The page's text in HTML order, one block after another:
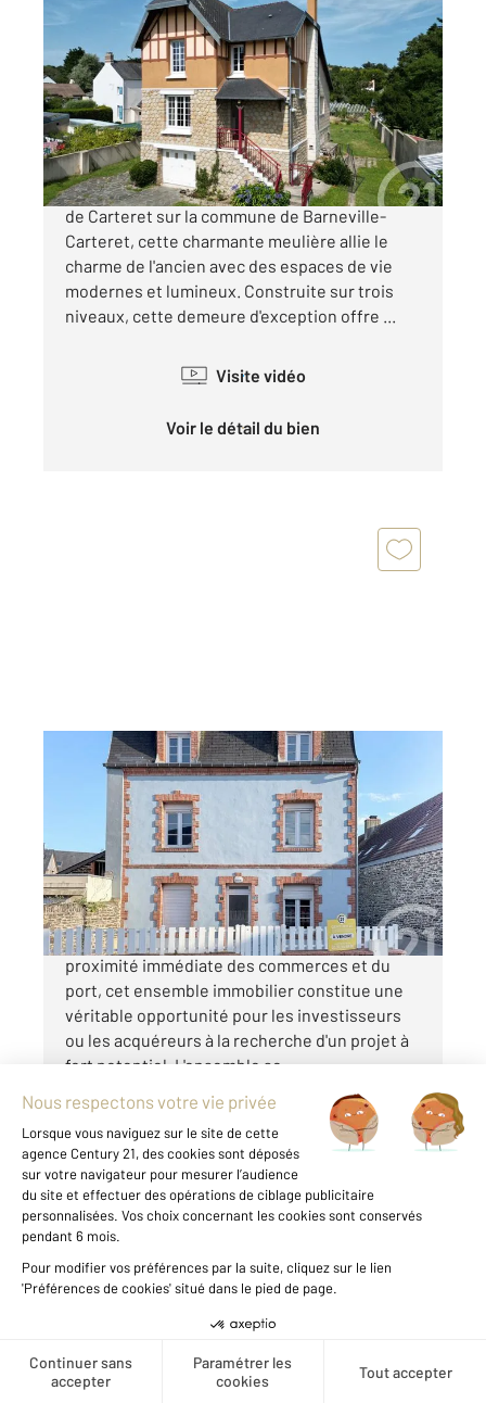
Créer une alerte
BARNEVILLE CARTERET 50
, 9 pièces
Ref : 1659
Maison à vendre
660 000 €
Nichée dans un quartier paisible et recherché
de Carteret sur la commune de Barneville-
Carteret, cette charmante meulière allie le
charme de l'ancien avec des espaces de vie
modernes et lumineux. Construite sur trois
niveaux, cette demeure d'exception offre ...
Visite vidéo
Voir le détail du bien
BARNEVILLE CARTERET 50
162,13 m2, 9 pièces
Ref : 2081
Maison à vendre
473 000 €
Idéalement situé en plein cœur de Carteret, à
proximité immédiate des commerces et du
port, cet ensemble immobilier constitue une
véritable opportunité pour les investisseurs
ou les acquéreurs à la recherche d'un projet à
fort potentiel. L'ensemble se ...
Voir le détail du bien